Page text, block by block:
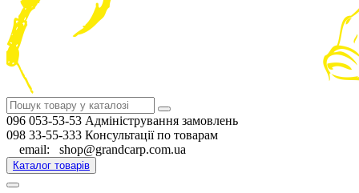
096 053-53-53 Адміністрування замовлень
098 33-55-333 Консультації по товарам
email: shop@grandcarp.com.ua
Каталог товарів